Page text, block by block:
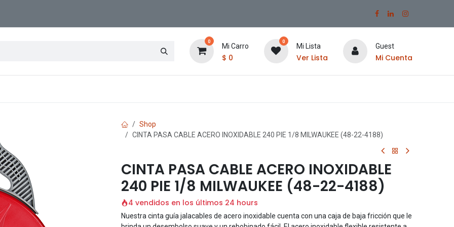
0
Mi Carro
$ 0
0
Mi Lista
Ver Lista
Guest
Mi Cuenta
Shop
CINTA PASA CABLE ACERO INOXIDABLE 240 PIE 1/8 MILWAUKEE (48-22-4188)
CINTA PASA CABLE ACERO INOXIDABLE
240 PIE 1/8 MILWAUKEE (48-22-4188)
4 vendidos en los últimos 24 hours
Nuestra cinta guía jalacables de acero inoxidable cuenta con una caja de baja fricción que le